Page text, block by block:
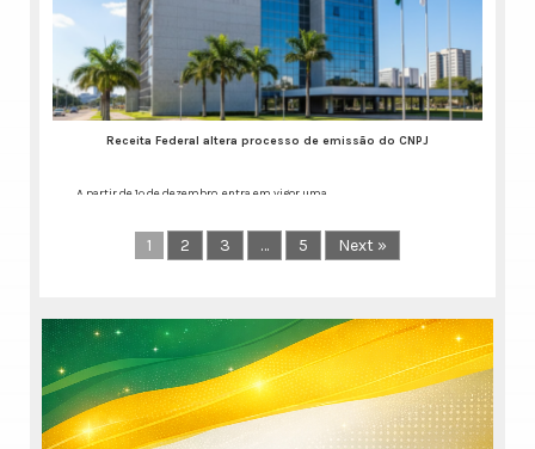
para o cidadão por meio
do trabalho dos
cartórios de RTD e RCPJ
Nos últimos anos, as
especialidades
consolidaram a digitalização
dos serviços
Receita Federal altera processo de emissão do CNPJ
A partir de 1º de dezembro, entra em vigor uma
1 2 3 … 5 Next »